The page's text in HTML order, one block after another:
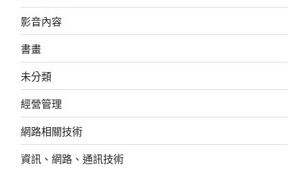
影音內容
書畫
未分類
經營管理
網路相關技術
資訊、網路、通訊技術